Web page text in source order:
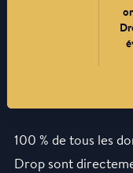
100 % de tous les
Drop sont